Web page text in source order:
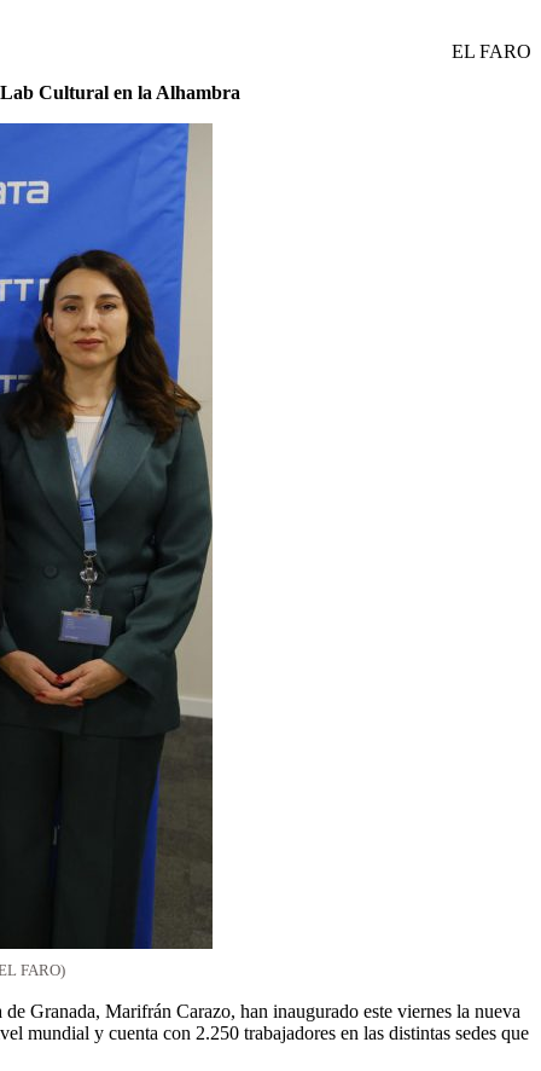
EL FARO
Cultural en la Alhambra
FARO)
Granada, Marifrán Carazo, han inaugurado este viernes la nueva
mundial y cuenta con 2.250 trabajadores en las distintas sedes que